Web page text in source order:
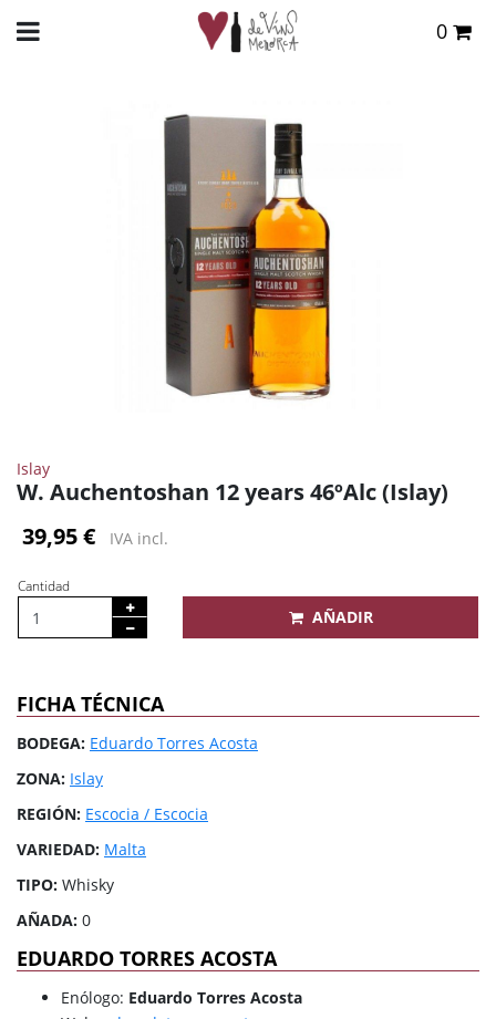
0
VER CESTA
Islay
W. Auchentoshan 12 years 46ºAlc (Islay)
39,95 €
IVA incl.
Cantidad
AÑADIR
FICHA TÉCNICA
BODEGA: Eduardo Torres Acosta
ZONA: Islay
REGIÓN: Escocia / Escocia
VARIEDAD: Malta
TIPO: Whisky
AÑADA: 0
EDUARDO TORRES ACOSTA
Enólogo: Eduardo Torres Acosta